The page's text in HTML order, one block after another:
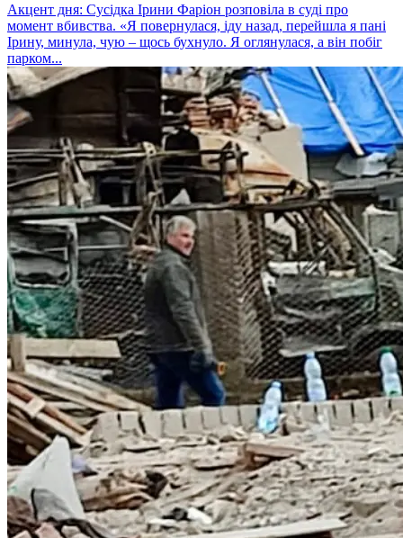
Акцент дня: Сусідка Ірини Фаріон розповіла в суді про
момент вбивства. «Я повернулася, іду назад, перейшла я пані
Ірину, минула, чую – щось бухнуло. Я оглянулася, а він побіг
парком...